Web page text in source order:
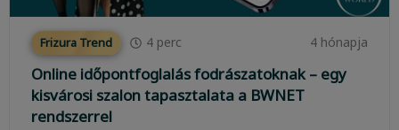
Frizura Trend 4 perc 4 hónapja
Online időpontfoglalás fodrászatoknak – egy
kisvárosi szalon tapasztalata a BWNET
rendszerrel